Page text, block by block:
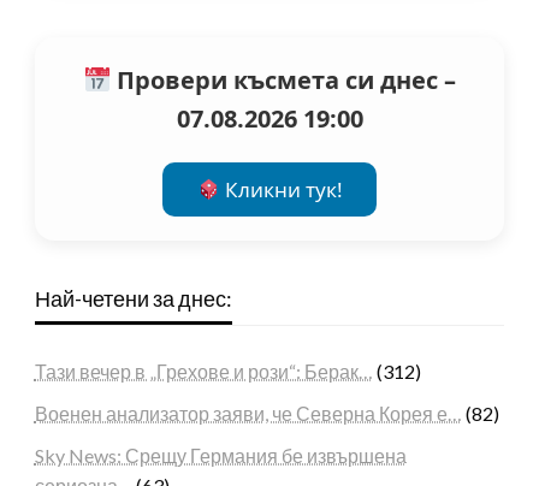
Провери късмета си днес –
07.08.2026 19:00
Кликни тук!
Най-четени за днес:
Тази вечер в „Грехове и рози“: Берак… (312)
Военен анализатор заяви, че Северна Корея е… (82)
Sky News: Срещу Германия бе извършена